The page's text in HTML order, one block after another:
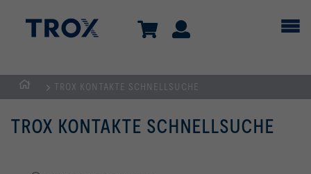
Home
TROX KONTAKTE SCHNELLSUCHE
TROX KONTAKTE SCHNELLSUCHE